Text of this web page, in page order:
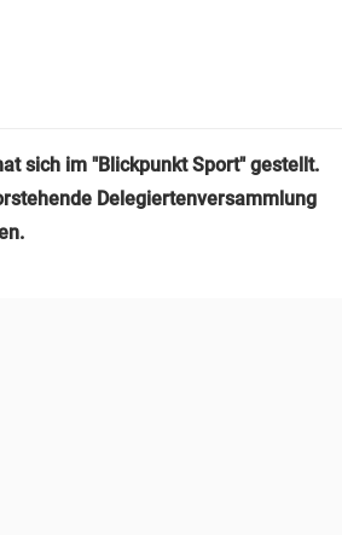
sich im "Blickpunkt Sport" gestellt.
Delegiertenversammlung